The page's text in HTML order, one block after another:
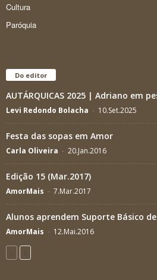
Cultura
Paróquia
Do editor
AUTÁRQUICAS 2025 | Adriano em
Levi Redondo Bolacha - 10.Set.2025
Festa das sopas em Amor
Carla Oliveira - 20.Jan.2016
Edição 15 (Mar.2017)
AmorMais - 7.Mar.2017
Alunos aprendem Suporte Básico
AmorMais - 12.Mai.2016